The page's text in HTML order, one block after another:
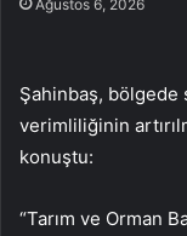
Ağustos 6, 2026
Şahinbaş,
verimliliğinin
konuştu:
“Tarım ve Orman